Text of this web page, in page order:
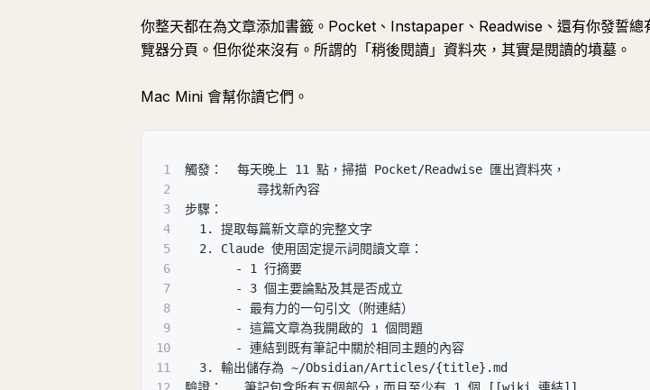
你整天都在為文章添加書籤。Pocket、Instapaper、Readwise、還有你發誓總
覽器分頁。但你從來沒有。所謂的「稍後閱讀」資料夾，其實是閱讀的墳墓。
Mac Mini 會幫你讀它們。
1
觸發：  每天晚上 11 點，掃描 Pocket/Readwise 匯出資料夾，
2
          尋找新內容
3
步驟：
4
  1. 提取每篇新文章的完整文字
5
  2. Claude 使用固定提示詞閱讀文章：
6
       - 1 行摘要
7
       - 3 個主要論點及其是否成立
8
       - 最有力的一句引文（附連結）
9
       - 這篇文章為我開啟的 1 個問題
10
       - 連結到既有筆記中關於相同主題的內容
11
  3. 輸出儲存為 ~/Obsidian/Articles/{title}.md